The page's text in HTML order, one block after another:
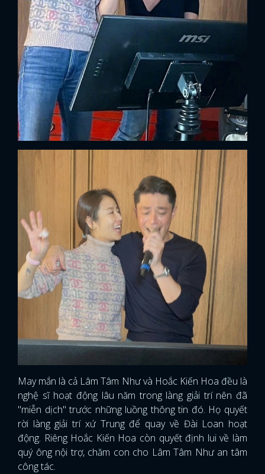
May mắn là cả Lâm Tâm Như và Hoắc Kiến Hoa đều là
nghệ sĩ hoạt động lâu năm trong làng giải trí nên đã
"miễn dịch" trước những luồng thông tin đó. Họ quyết
rời làng giải trí xứ Trung để quay về Đài Loan hoạt
động. Riêng Hoắc Kiến Hoa còn quyết định lui về làm
quý ông nội trợ, chăm con cho Lâm Tâm Như an tâm
công tác.